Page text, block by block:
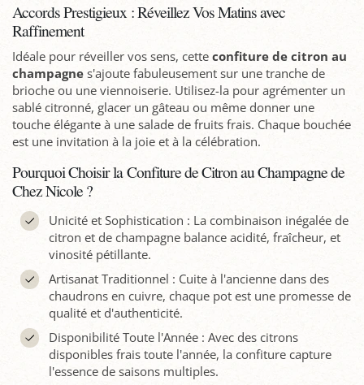
Accords Prestigieux : Réveillez Vos Matins avec
Raffinement
Idéale pour réveiller vos sens, cette confiture de citron au
champagne s'ajoute fabuleusement sur une tranche de
brioche ou une viennoiserie. Utilisez-la pour agrémenter un
sablé citronné, glacer un gâteau ou même donner une
touche élégante à une salade de fruits frais. Chaque bouchée
est une invitation à la joie et à la célébration.
Pourquoi Choisir la Confiture de Citron au Champagne de
Chez Nicole ?
Unicité et Sophistication : La combinaison inégalée de
citron et de champagne balance acidité, fraîcheur, et
vinosité pétillante.
Artisanat Traditionnel : Cuite à l'ancienne dans des
chaudrons en cuivre, chaque pot est une promesse de
qualité et d'authenticité.
Disponibilité Toute l'Année : Avec des citrons
disponibles frais toute l'année, la confiture capture
l'essence de saisons multiples.